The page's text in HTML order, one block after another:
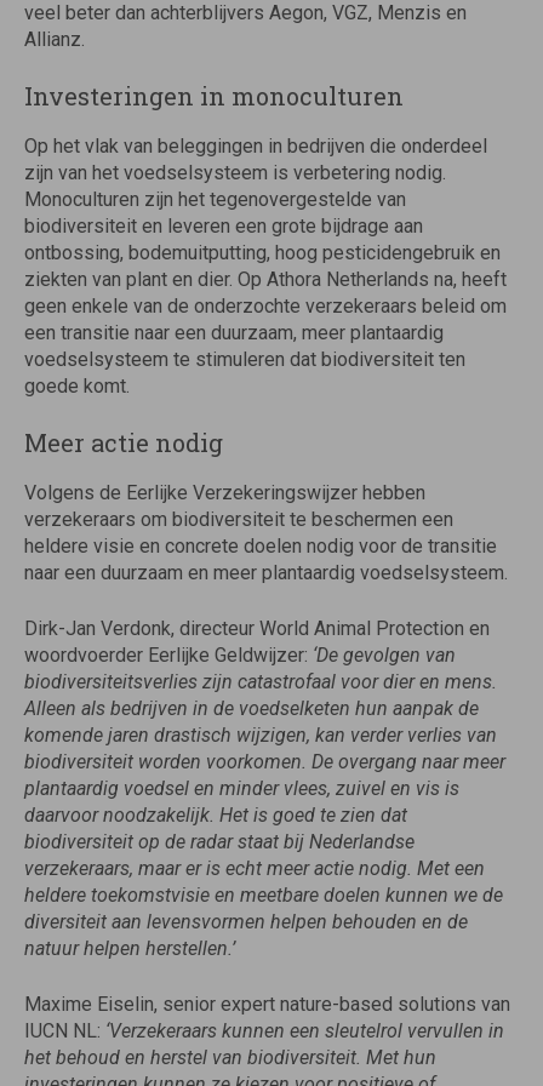
veel beter dan achterblijvers Aegon, VGZ, Menzis en
Allianz.
Investeringen in monoculturen
Op het vlak van beleggingen in bedrijven die onderdeel
zijn van het voedselsysteem is verbetering nodig.
Monoculturen zijn het tegenovergestelde van
biodiversiteit en leveren een grote bijdrage aan
ontbossing, bodemuitputting, hoog pesticidengebruik en
ziekten van plant en dier. Op Athora Netherlands na, heeft
geen enkele van de onderzochte verzekeraars beleid om
een transitie naar een duurzaam, meer plantaardig
voedselsysteem te stimuleren dat biodiversiteit ten
goede komt.
Meer actie nodig
Volgens de Eerlijke Verzekeringswijzer hebben
verzekeraars om biodiversiteit te beschermen een
heldere visie en concrete doelen nodig voor de transitie
naar een duurzaam en meer plantaardig voedselsysteem.
Dirk-Jan Verdonk, directeur World Animal Protection en
woordvoerder Eerlijke Geldwijzer: ‘De gevolgen van
biodiversiteitsverlies zijn catastrofaal voor dier en mens.
Alleen als bedrijven in de voedselketen hun aanpak de
komende jaren drastisch wijzigen, kan verder verlies van
biodiversiteit worden voorkomen. De overgang naar meer
plantaardig voedsel en minder vlees, zuivel en vis is
daarvoor noodzakelijk. Het is goed te zien dat
biodiversiteit op de radar staat bij Nederlandse
verzekeraars, maar er is echt meer actie nodig. Met een
heldere toekomstvisie en meetbare doelen kunnen we de
diversiteit aan levensvormen helpen behouden en de
natuur helpen herstellen.’
Maxime Eiselin, senior expert nature-based solutions van
IUCN NL: ‘Verzekeraars kunnen een sleutelrol vervullen in
het behoud en herstel van biodiversiteit. Met hun